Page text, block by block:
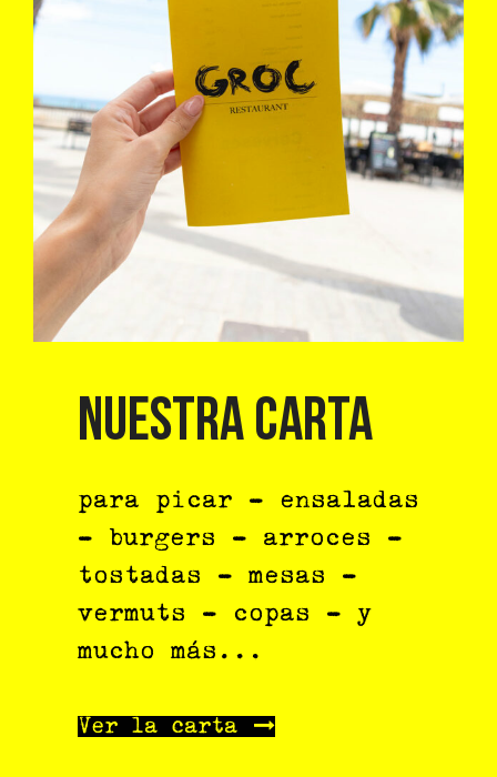
NUESTRA CARTA
para picar – ensaladas
– burgers – arroces –
tostadas – mesas –
vermuts – copas – y
mucho más…
Ver la carta